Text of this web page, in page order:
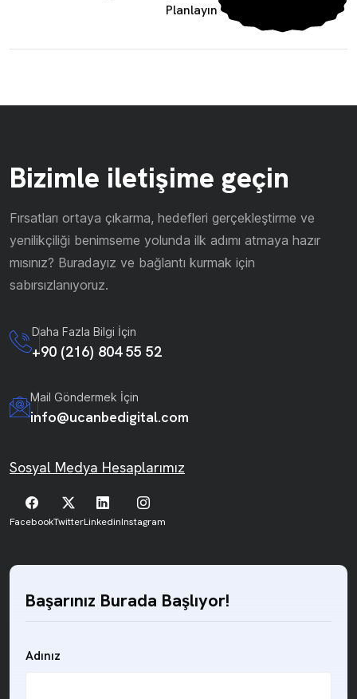
Planlayın
Bizimle iletişime geçin
Fırsatları ortaya çıkarma, hedefleri gerçekleştirme ve
yenilikçiliği benimseme yolunda ilk adımı atmaya hazır
mısınız? Buradayız ve bağlantı kurmak için
sabırsızlanıyoruz.
Daha Fazla Bilgi İçin
+90 (216) 804 55 52
Mail Göndermek İçin
info@ucanbedigital.com
Sosyal Medya Hesaplarımız
FacebookTwitterLinkedinInstagram
Başarınız Burada Başlıyor!
Adınız